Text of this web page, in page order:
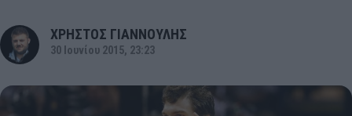
ΧΡΗΣΤΟΣ ΓΙΑΝΝΟΥΛΗΣ
30 Ιουνίου 2015, 23:23